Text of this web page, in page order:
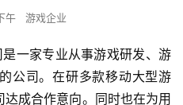
午 游戏企业
一家专业从事游戏研发、游
公司。在研多款移动大型游
成合作意向。同时也在为用